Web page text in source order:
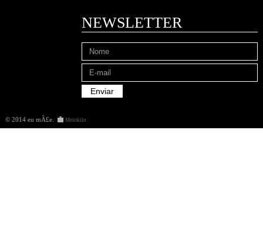
NEWSLETTER
© 2014 eu mÃ£e. Meiokilo